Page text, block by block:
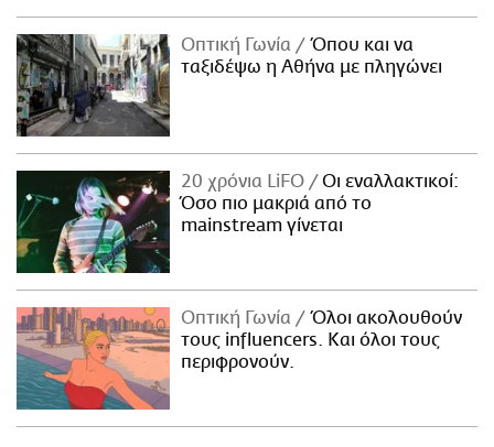
Οπτική Γωνία
Όπου και να
ταξιδέψω η Αθήνα με πληγώνει
20 χρόνια LiFO
Οι εναλλακτικοί:
Όσο πιο μακριά από το
mainstream γίνεται
Οπτική Γωνία
Όλοι ακολουθούν
τους influencers. Και όλοι τους
περιφρονούν.